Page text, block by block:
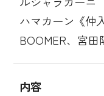
ハマカーン《仲
BOOMER、宮
内容